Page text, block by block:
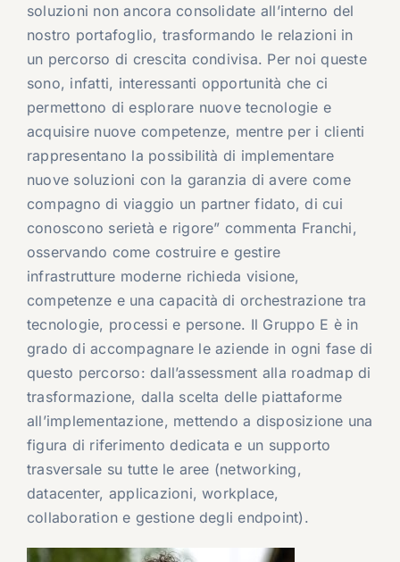
soluzioni non ancora consolidate all’interno del
nostro portafoglio, trasformando le relazioni in
un percorso di crescita condivisa. Per noi queste
sono, infatti, interessanti opportunità che ci
permettono di esplorare nuove tecnologie e
acquisire nuove competenze, mentre per i clienti
rappresentano la possibilità di implementare
nuove soluzioni con la garanzia di avere come
compagno di viaggio un partner fidato, di cui
conoscono serietà e rigore” commenta Franchi,
osservando come costruire e gestire
infrastrutture moderne richieda visione,
competenze e una capacità di orchestrazione tra
tecnologie, processi e persone. Il Gruppo E è in
grado di accompagnare le aziende in ogni fase di
questo percorso: dall’assessment alla roadmap di
trasformazione, dalla scelta delle piattaforme
all’implementazione, mettendo a disposizione una
figura di riferimento dedicata e un supporto
trasversale su tutte le aree (networking,
datacenter, applicazioni, workplace,
collaboration e gestione degli endpoint).